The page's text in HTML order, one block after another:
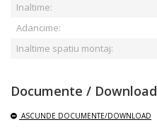
Inaltime:
Adancime:
Inaltime spatiu montaj:
Documente / Download
ASCUNDE DOCUMENTE/DOWNLOAD